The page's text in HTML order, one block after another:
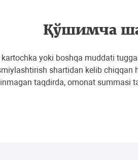
Қўшимча
yoki boshqa muddati
shartidan kelib
taqdirda, omonat summasi